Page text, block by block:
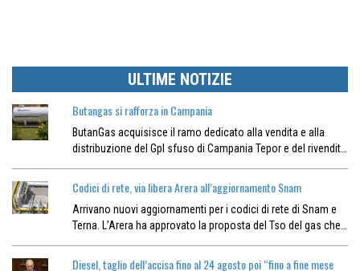
ULTIME NOTIZIE
Butangas si rafforza in Campania
ButanGas acquisisce il ramo dedicato alla vendita e alla
distribuzione del Gpl sfuso di Campania Tepor e del rivendit…
Codici di rete, via libera Arera all’aggiornamento Snam
Arrivano nuovi aggiornamenti per i codici di rete di Snam e
Terna. L’Arera ha approvato la proposta del Tso del gas che…
Diesel, taglio dell’accisa fino al 24 agosto poi “fino a fine mese